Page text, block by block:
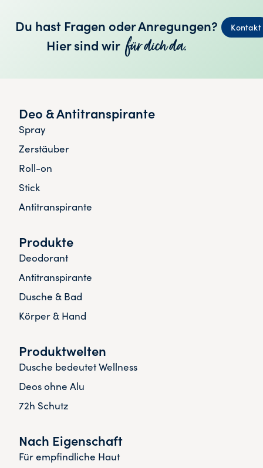
Du hast Fragen oder Anregungen?
Hier sind wir für dich da.
Kontakt
Deo & Antitranspirante
Spray
Zerstäuber
Roll-on
Stick
Antitranspirante
Produkte
Deodorant
Antitranspirante
Dusche & Bad
Körper & Hand
Produktwelten
Dusche bedeutet Wellness
Deos ohne Alu
72h Schutz
Nach Eigenschaft
Für empfindliche Haut